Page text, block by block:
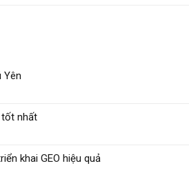
Yên
nhất
khai GEO hiệu quả